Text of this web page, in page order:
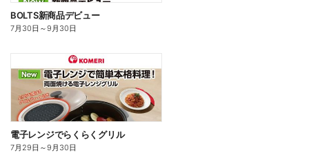
BOLTS新商品デビュー
7月30日 ～9月30日
電子レンジでらくらくグリル
7月29日 ～9月30日